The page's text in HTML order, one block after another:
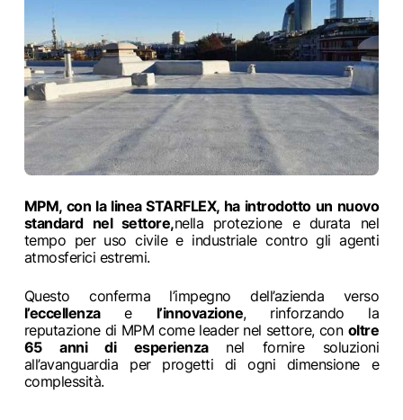
MPM, con la linea STARFLEX, ha introdotto un nuovo
standard nel settore,nella protezione e durata nel
tempo per uso civile e industriale contro gli agenti
atmosferici estremi.
Questo conferma l’impegno dell’azienda verso
l’eccellenzae l’innovazione, rinforzando la
reputazione di MPM come leader nel settore, con oltre
65 anni di esperienza nel fornire soluzioni
all’avanguardia per progetti di ogni dimensione e
complessità.